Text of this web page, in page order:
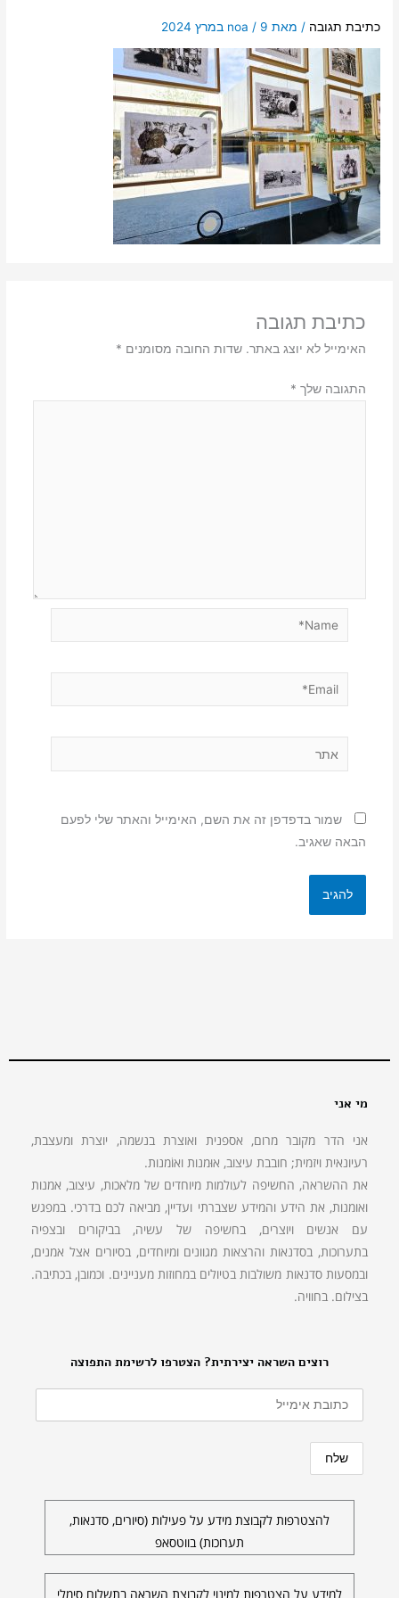
כתיבת תגובה / מאת noa / 9 במרץ 2024
כתיבת תגובה
האימייל לא יוצג באתר. שדות החובה מסומנים *
התגובה שלך *
Email*
שמור בדפדפן זה את השם, האימייל והאתר שלי לפעם
הבאה שאגיב.
רוצים השראה יצירתית? הצטרפו לרשימת התפוצה
להצטרפות לקבוצת מידע על פעילות (סיורים, סדנאות,
תערוכות) בווטסאפ
למידע על הצטרפות למינוי לקבוצת השראה בתשלום סימלי
מי אני
אני הדר מקובר מרום, אספנית ואוצרת בנשמה, יוצרת ומעצבת,
רעיונאית ויזמית; חובבת עיצוב, אוּמנות ואוֹמנות.
את ההשראה, החשיפה לעולמות מיוחדים של מלאכות, עיצוב, אמנות
ואומנות, את הידע והמידע שצברתי ועדיין, מביאה לכם בדרכי. במפגש
עם אנשים ויוצרים, בחשיפה של עשיה, בביקורים ובצפיה
בתערוכות, בסדנאות והרצאות מגוונים ומיוחדים, בסיורים אצל אמנים,
ובמסעות סדנאות משולבות בטיולים במחוזות מעניינים. וכמובן, בכתיבה.
בצילום. בחוויה.